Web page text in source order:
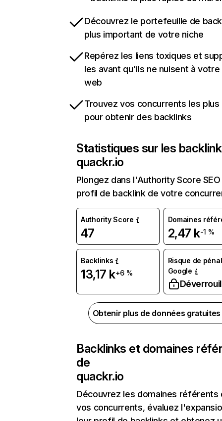
Découvrez le portefeuille de
plus important de votre niche
Repérez les liens toxiques et
les avant qu'ils ne nuisent à
web
Trouvez vos concurrents les
pour obtenir des backlinks
Statistiques sur les
quackr.io
Plongez dans l'Authority Score
profil de backlink de votre
Authority Score
47
Domaines
2,47 k-1 %
Backlinks
13,17 k+6 %
Risque de
Google
Obtenir plus de données
Backlinks et domaines
de
quackr.io
Découvrez les domaines référents
vos concurrents, évaluez